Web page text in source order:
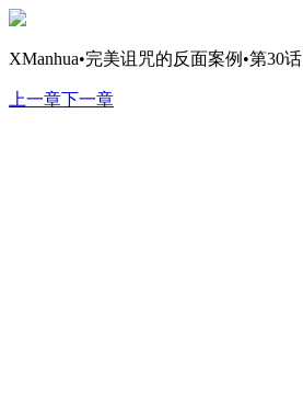
XManhua•完美诅咒的反面案例•第30话
上一章下一章